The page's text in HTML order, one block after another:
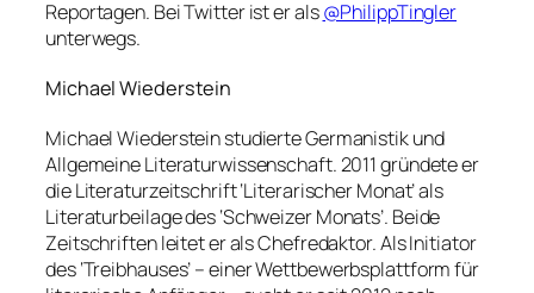
Reportagen. Bei Twitter ist er als@PhilippTingler
unterwegs.
Michael Wiederstein
Michael Wiederstein studierte Germanistik und
Allgemeine Literaturwissenschaft. 2011 gründete er
die Literaturzeitschrift ‘Literarischer Monat’ als
Literaturbeilage des ‘Schweizer Monats’. Beide
Zeitschriften leitet er als Chefredaktor. Als Initiator
des ‘Treibhauses’ – einer Wettbewerbsplattform für